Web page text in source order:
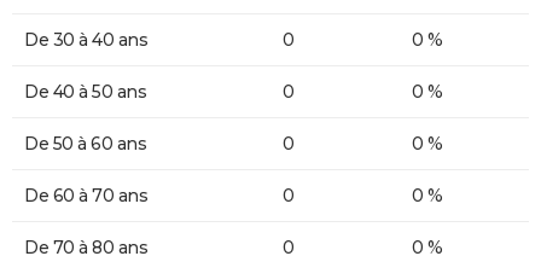
De 30 à 40 ans 0 0 %
De 40 à 50 ans 0 0 %
De 50 à 60 ans 0 0 %
De 60 à 70 ans 0 0 %
De 70 à 80 ans 0 0 %